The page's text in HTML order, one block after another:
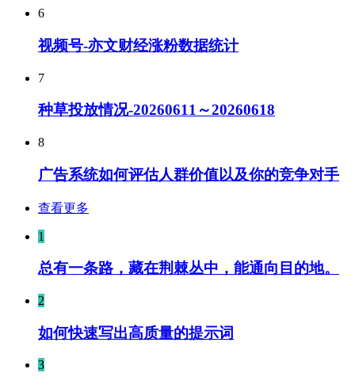
6
视频号-亦文财经涨粉数据统计
7
种草投放情况-20260611～20260618
8
广告系统如何评估人群价值以及你的竞争对手
查看更多
1
总有一条路，藏在荆棘丛中，能通向目的地。
2
如何快速写出高质量的提示词
3